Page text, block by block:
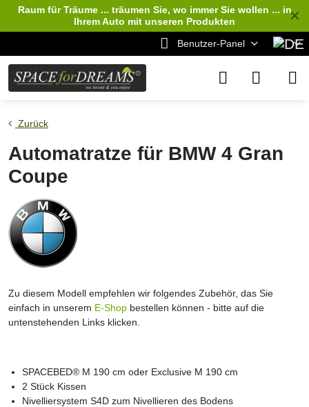
✕
Raum für Träume ... träumen Sie, wo immer Sie wollen ... in
Ihrem Auto mit unseren Produkten
Benutzer-Panel
Zurück
Automatratze für BMW 4 Gran
Coupe
Zu diesem Modell empfehlen wir folgendes Zubehör, das Sie
einfach in unserem E-Shop bestellen können - bitte auf die
untenstehenden Links klicken.
SPACEBED® M 190 cm oder Exclusive M 190 cm
2 Stück Kissen
Nivelliersystem S4D zum Nivellieren des Bodens